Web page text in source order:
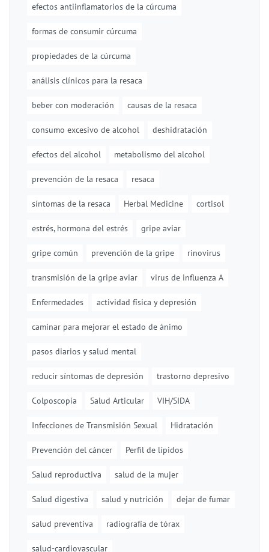
efectos antiinflamatorios de la cúrcuma
formas de consumir cúrcuma
propiedades de la cúrcuma
análisis clínicos para la resaca
beber con moderación causas de la resaca
consumo excesivo de alcohol deshidratación
efectos del alcohol metabolismo del alcohol
prevención de la resaca resaca
síntomas de la resaca Herbal Medicine cortisol
estrés, hormona del estrés gripe aviar
gripe común prevención de la gripe rinovirus
transmisión de la gripe aviar virus de influenza A
Enfermedades actividad física y depresión
caminar para mejorar el estado de ánimo
pasos diarios y salud mental
reducir síntomas de depresión trastorno depresivo
Colposcopía Salud Articular VIH/SIDA
Infecciones de Transmisión Sexual Hidratación
Prevención del cáncer Perfil de lípidos
Salud reproductiva salud de la mujer
Salud digestiva salud y nutrición dejar de fumar
salud preventiva radiografía de tórax
salud-cardiovascular